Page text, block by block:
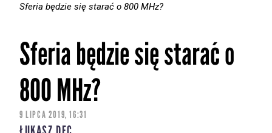
Sferia będzie się starać o 800 MHz?
Sferia będzie się starać o
800 MHz?
9 LIPCA 2019, 16:31